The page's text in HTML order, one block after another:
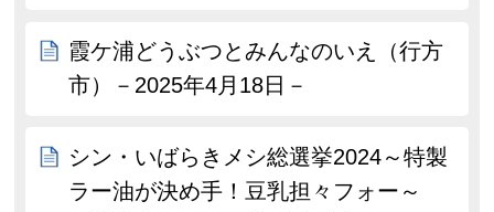
霞ケ浦どうぶつとみんなのいえ（行方
市）－2025年4月18日－
シン・いばらきメシ総選挙2024～特製
ラー油が決め手！豆乳担々フォー～